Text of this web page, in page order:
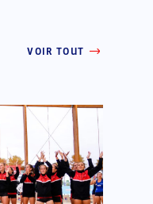
VOIR TOUT